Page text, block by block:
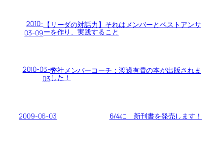
2010-
03-09
【リーダの対話力】それはメンバーとベストアンサ
ーを作り、実践すること
2010-03-
03
弊社メンバーコーチ：渡邊有貴の本が出版されま
した！
2009-06-03 6/4に 新刊書を発売します！